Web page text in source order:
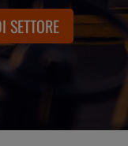
SETTORE